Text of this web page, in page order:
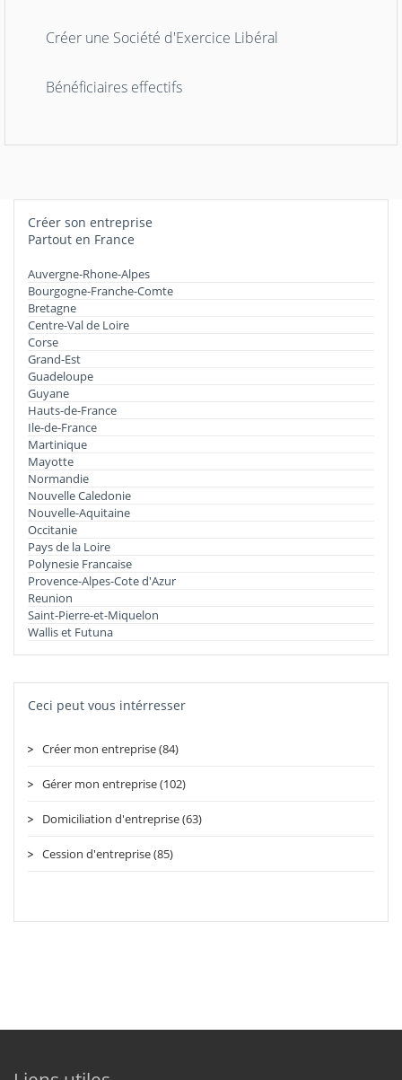
Créer une Société d'Exercice Libéral
Bénéficiaires effectifs
Créer son entreprise
Partout en France
Auvergne-Rhone-Alpes
Bourgogne-Franche-Comte
Bretagne
Centre-Val de Loire
Corse
Grand-Est
Guadeloupe
Guyane
Hauts-de-France
Ile-de-France
Martinique
Mayotte
Normandie
Nouvelle Caledonie
Nouvelle-Aquitaine
Occitanie
Pays de la Loire
Polynesie Francaise
Provence-Alpes-Cote d'Azur
Reunion
Saint-Pierre-et-Miquelon
Wallis et Futuna
Ceci peut vous intérresser
Créer mon entreprise (84)
Gérer mon entreprise (102)
Domiciliation d'entreprise (63)
Cession d'entreprise (85)